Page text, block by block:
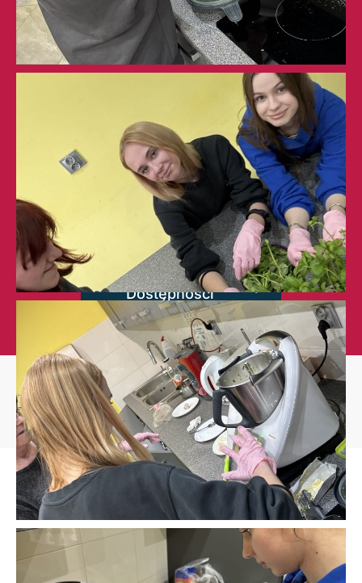
BIP
Deklaracja
Dostępności
Copyright © 2026
Zespół Szkół Licealnych im. Bolesława Chrobrego w Leżajsku.
Wszystkie prawa zastrzeżone.